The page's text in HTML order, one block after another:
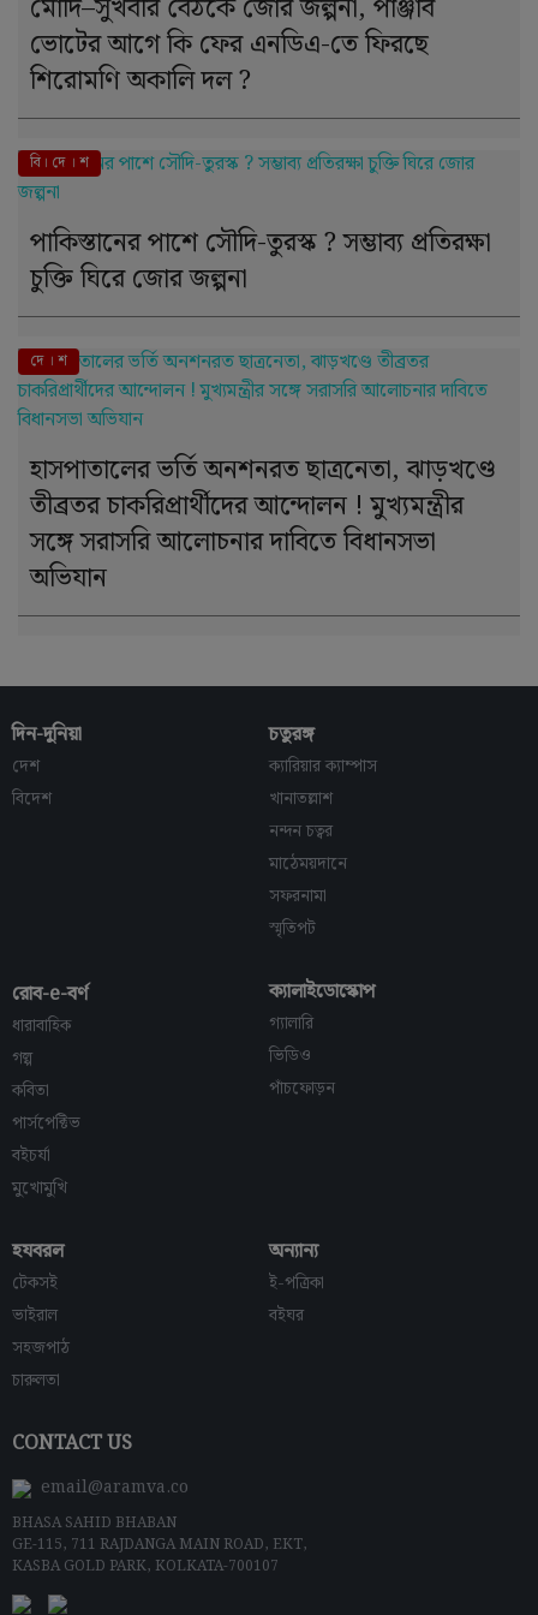
মোদি–সুখবীর বৈঠকে জোর জল্পনা, পাঞ্জাব
ভোটের আগে কি ফের এনডিএ-তে ফিরছে
শিরোমণি অকালি দল ?
বি। দে । শ
পাকিস্তানের পাশে সৌদি-তুরস্ক ? সম্ভাব্য প্রতিরক্ষা
চুক্তি ঘিরে জোর জল্পনা
দে । শ
হাসপাতালের ভর্তি অনশনরত ছাত্রনেতা, ঝাড়খণ্ডে
তীব্রতর চাকরিপ্রার্থীদের আন্দোলন ! মুখ্যমন্ত্রীর
সঙ্গে সরাসরি আলোচনার দাবিতে বিধানসভা
অভিযান
দিন-দুনিয়া
দেশ
বিদেশ
চতুরঙ্গ
ক্যারিয়ার ক্যাম্পাস
খানাতল্লাশ
নন্দন চত্বর
মাঠেময়দানে
সফরনামা
স্মৃতিপট
রোব-e-বর্ণ
ধারাবাহিক
গল্প
কবিতা
পার্সপেক্টিভ
বইচর্যা
মুখোমুখি
ক্যালাইডোস্কোপ
গ্যালারি
ভিডিও
পাঁচফোড়ন
হযবরল
টেকসই
ভাইরাল
সহজপাঠ
চারুলতা
অন্যান্য
ই-পত্রিকা
বইঘর
CONTACT US
email@aramva.co
BHASA SAHID BHABAN
GE-115, 711 RAJDANGA MAIN ROAD, EKT,
KASBA GOLD PARK, KOLKATA-700107